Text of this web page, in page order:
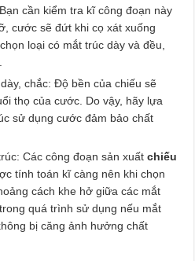
cần kiểm tra kĩ công đoạn này
cước sẽ đứt khi cọ xát xuống
loại có mắt trúc dày và đều,
chắc: Độ bền của chiếu sẽ
thọ của cước. Do vậy, hãy lựa
sử dụng cước đảm bảo chất
Các công đoạn sản xuấtchiếu
tính toán kĩ càng nên khi chọn
cách khe hở giữa các mắt
quá trình sử dụng nếu mắt
bị căng ảnh hưởng chất